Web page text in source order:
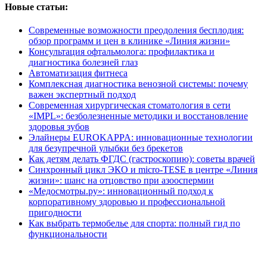
Новые статьи:
Современные возможности преодоления бесплодия:
обзор программ и цен в клинике «Линия жизни»
Консультация офтальмолога: профилактика и
диагностика болезней глаз
Автоматизация фитнеса
Комплексная диагностика венозной системы: почему
важен экспертный подход
Современная хирургическая стоматология в сети
«IMPL»: безболезненные методики и восстановление
здоровья зубов
Элайнеры EUROKAPPA: инновационные технологии
для безупречной улыбки без брекетов
Как детям делать ФГДС (гастроскопию): советы врачей
Синхронный цикл ЭКО и micro-TESE в центре «Линия
жизни»: шанс на отцовство при азооспермии
«Медосмотры.ру»: инновационный подход к
корпоративному здоровью и профессиональной
пригодности
Как выбрать термобелье для спорта: полный гид по
функциональности